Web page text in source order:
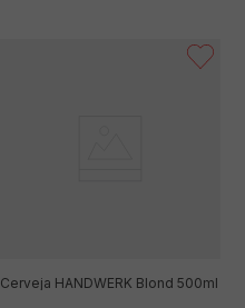
Cerveja HANDWERK Blond 500ml